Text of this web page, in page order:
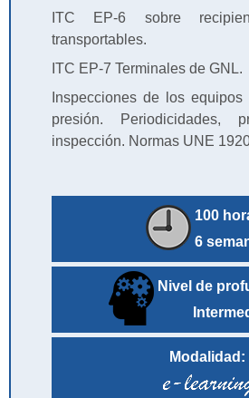
ITC EP-6 sobre
transportables.
ITC EP-7 Terminales de GNL.
Inspecciones de los
presión. Periodicidades,
inspección. Normas UNE
100
6
Nivel de
Modalidad: